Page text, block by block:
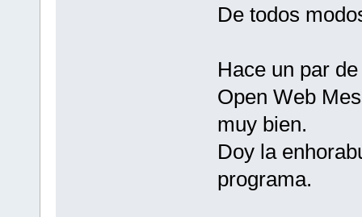
De todos
Hace un par
Open Web
muy bien.
Doy la
programa.